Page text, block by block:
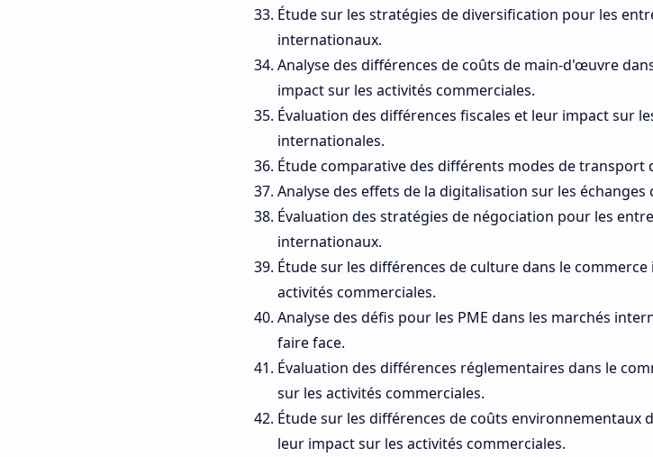
Étude sur les stratégies de diversification pour les
internationaux.
Analyse des différences de coûts de main-d'œuvre
impact sur les activités commerciales.
Évaluation des différences fiscales et leur impact sur
internationales.
Étude comparative des différents modes de transport
Analyse des effets de la digitalisation sur les
Évaluation des stratégies de négociation pour les
internationaux.
Étude sur les différences de culture dans le
activités commerciales.
Analyse des défis pour les PME dans les marchés
faire face.
Évaluation des différences réglementaires dans le
sur les activités commerciales.
Étude sur les différences de coûts environnementaux
leur impact sur les activités commerciales.